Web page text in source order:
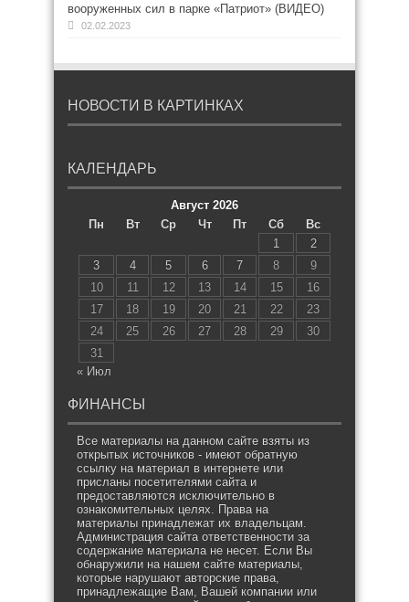
вооруженных сил в парке «Патриот» (ВИДЕО)
02.02.2023
НОВОСТИ В КАРТИНКАХ
КАЛЕНДАРЬ
Август 2026
Пн
Вт Ср Чт Пт Сб
Вс
1
2
3
4 5 6 7 8
9
10
11 12 13 14 15
16
17
18 19 20 21 22
23
24
25 26 27 28 29
30
31
« Июл
ФИНАНСЫ
Все материалы на данном сайте взяты из
открытых источников - имеют обратную
ссылку на материал в интернете или
присланы посетителями сайта и
предоставляются исключительно в
ознакомительных целях. Права на
материалы принадлежат их владельцам.
Администрация сайта ответственности за
содержание материала не несет. Если Вы
обнаружили на нашем сайте материалы,
которые нарушают авторские права,
принадлежащие Вам, Вашей компании или